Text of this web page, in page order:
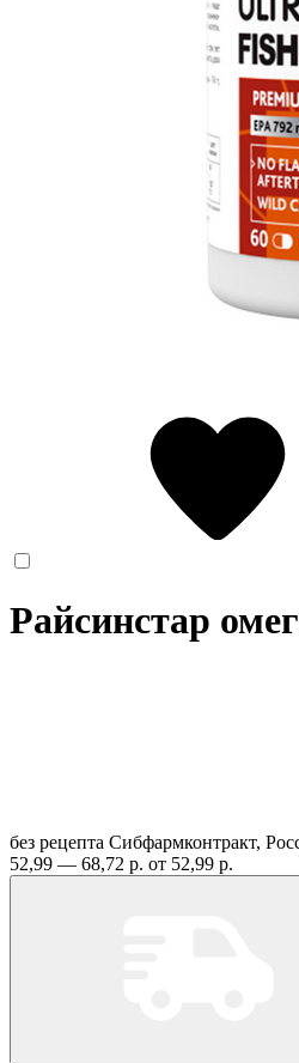
Райсинстар
без рецепта Сибфармконтракт,
52,99 — 68,72 р. от 52,99 р.